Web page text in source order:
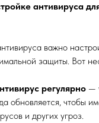
антивируса
важно
защиты. Вот
регулярно —
обновляется, чтобы
и других угроз.